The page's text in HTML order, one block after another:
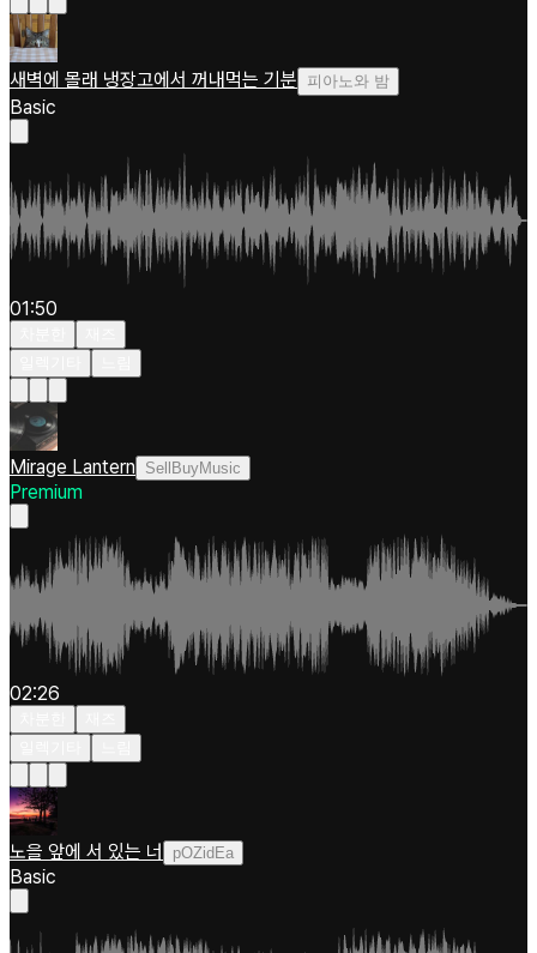
새벽에 몰래 냉장고에서 꺼내먹는 기분 피아노와 밤
Basic
01:50
Mirage Lantern SellBuyMusic
Premium
02:26
노을 앞에 서 있는 너 pOZidEa
Basic